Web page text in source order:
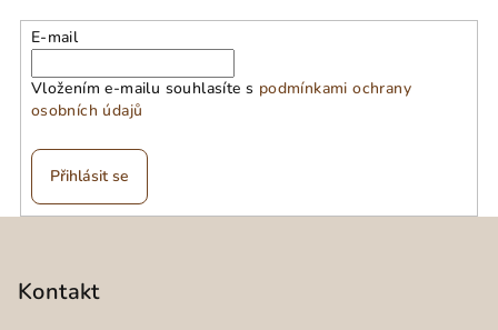
E-mail
Vložením e-mailu souhlasíte s podmínkami ochrany
osobních údajů
Přihlásit se
Kontakt